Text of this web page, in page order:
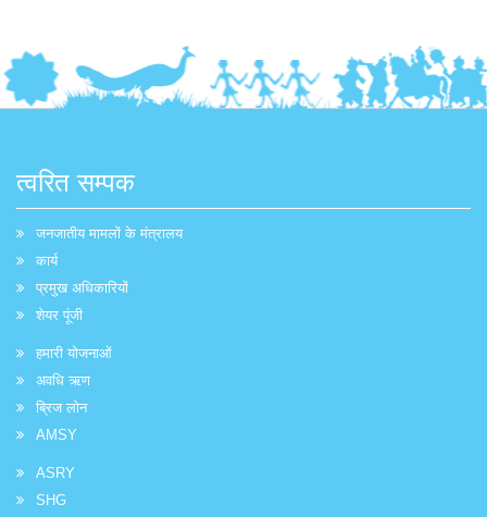
त्वरित सम्पक
जनजातीय मामलों के मंत्रालय
कार्य
प्रमुख अधिकारियों
शेयर पूंजी
हमारी योजनाओं
अवधि ऋण
ब्रिज लोन
AMSY
ASRY
SHG